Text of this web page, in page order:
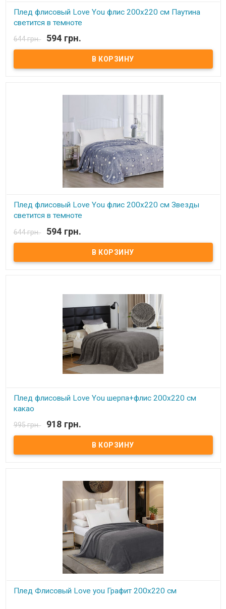
Плед флисовый Love You флис 200х220 см Паутина
светится в темноте
В наличии
Плед Love You флисовый с рисунком светящимся в темнте
200х220 см Размер: 200х220 см Состав: флис, 100% полиэстер.
Плотность: 190 г.м.кв. Одна сторона идет из флиса, вторая -
644 грн. 594 грн.
Плед флисовый Love You флис 200х220 см Звезды
светится в темноте
В наличии
Плед Love You флисовый с рисунком светящимся в темнте
200х220 см Размер: 200х220 см Состав: флис, 100% полиэстер.
Плотность: 190 г.м.кв. Одна сторона идет из флиса, вторая -
644 грн. 594 грн.
Плед флисовый Love You шерпа+флис 200х220 см
какао
В наличии
Плед Love You флисовый 200х220 см Размер: 200х220 см Состав:
флис+искусственная шерсть, 100% полиэстер. Плотность: 260 г/
м.кв. Производитель: Love You (Китай) Одна сторона идет из
995 грн. 918 грн.
Плед Флисовый Love you Графит 200х220 см